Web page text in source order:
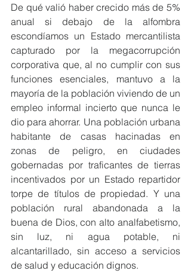
De qué valió haber crecido más de 5%
anual si debajo de la alfombra
escondíamos un Estado mercantilista
capturado por la megacorrupción
corporativa que, al no cumplir con sus
funciones esenciales, mantuvo a la
mayoría de la población viviendo de un
empleo informal incierto que nunca le
dio para ahorrar. Una población urbana
habitante de casas hacinadas en
zonas de peligro, en ciudades
gobernadas por traficantes de tierras
incentivados por un Estado repartidor
torpe de títulos de propiedad. Y una
población rural abandonada a la
buena de Dios, con alto analfabetismo,
sin luz, ni agua potable, ni
alcantarillado, sin acceso a servicios
de salud y educación dignos.